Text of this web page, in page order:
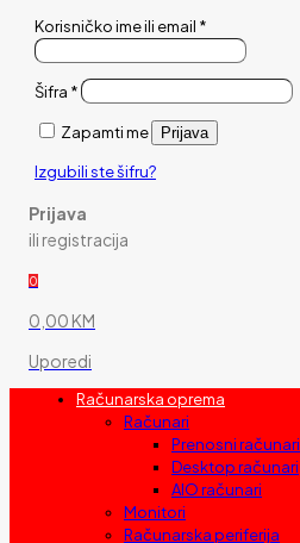
Korisničko ime ili email *
Šifra *
Zapamti me Prijava
Izgubili ste šifru?
Prijava
ili registracija
0
0,00 KM
Uporedi
Računarska oprema
Računari
Prenosni računari
Desktop računari
AIO računari
Monitori
Računarska periferija